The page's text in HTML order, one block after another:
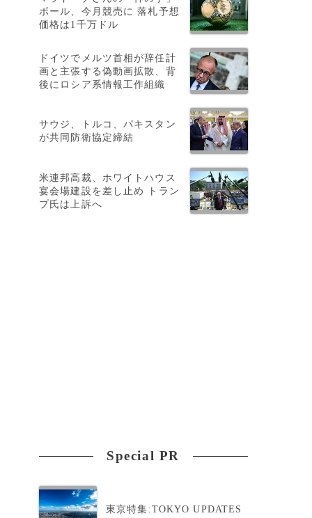
ボール、今月競売に 落札予想
価格は1千万ドル
ドイツでメルツ首相が辞任計
画と主張する偽動画拡散、背
後にロシア系情報工作組織
サウジ、トルコ、パキスタン
が共同防衛協定締結
米連邦高裁、ホワイトハウス
宴会場建設を差し止め トラン
プ氏は上訴へ
Special PR
東京特集:TOKYO UPDATES